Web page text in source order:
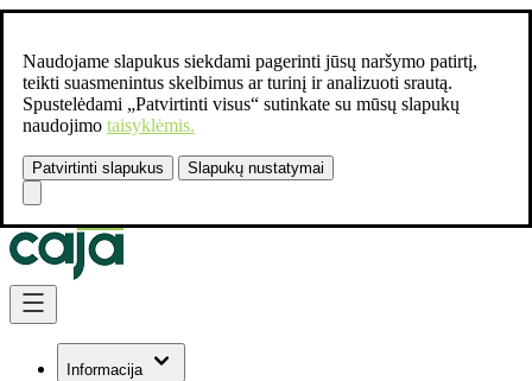
Naudojame slapukus siekdami pagerinti jūsų naršymo patirtį,
teikti suasmenintus skelbimus ar turinį ir analizuoti srautą.
Spustelėdami „Patvirtinti visus“ sutinkate su mūsų slapukų
naudojimo taisyklėmis.
Patvirtinti slapukus Slapukų nustatymai
Susisiekite:
Skip to Content
Informacija